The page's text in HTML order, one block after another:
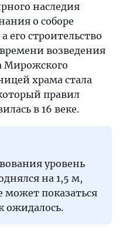
наследия
о соборе
его строительство
возведения
Мирожского
храма стала
правил
в 16 веке.
уровень
на 1,5 м,
может показаться
ожидалось.